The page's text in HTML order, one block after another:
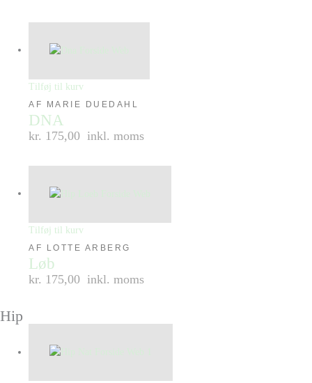
Tilføj til kurv
AF MARIE DUEDAHL
DNA
kr. 175,00 inkl. moms
Tilføj til kurv
AF LOTTE ARBERG
Løb
kr. 175,00 inkl. moms
Hip